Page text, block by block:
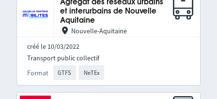
Agrégat des réseaux urbains
et interurbains de Nouvelle
Aquitaine
Nouvelle-Aquitaine
créé le 10/03/2022
Format GTFS NeTEx
Transport public collectif